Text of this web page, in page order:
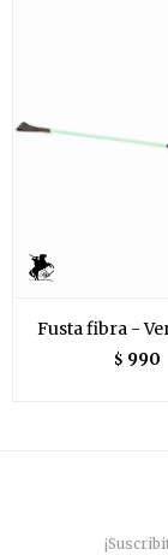
Fusta fibra -
$ 990